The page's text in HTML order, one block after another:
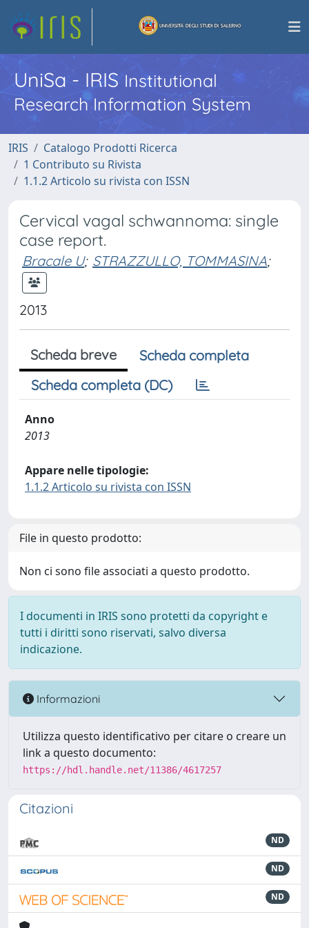
UniSa - IRISInstitutional
Research Information System
IRIS
Catalogo Prodotti Ricerca
1 Contributo su Rivista
1.1.2 Articolo su rivista con ISSN
Cervical vagal schwannoma: single
case report.
Bracale U; STRAZZULLO, TOMMASINA;
2013
Scheda breve
Scheda completa
Scheda completa (DC)
Anno
2013
Appare nelle tipologie:
1.1.2 Articolo su rivista con ISSN
File in questo prodotto:
Non ci sono file associati a questo prodotto.
I documenti in IRIS sono protetti da copyright e
tutti i diritti sono riservati, salvo diversa
indicazione.
Informazioni
Utilizza questo identificativo per citare o creare un
link a questo documento:
https://hdl.handle.net/11386/4617257
Citazioni
ND
ND
ND